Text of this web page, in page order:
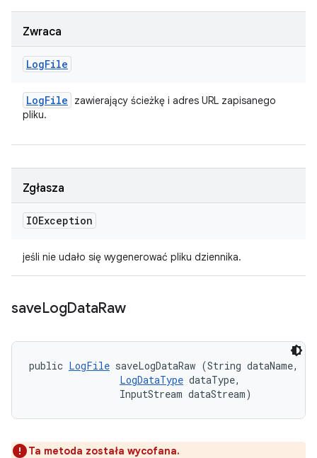
Zwraca
LogFile
LogFile
zawierający ścieżkę i adres URL zapisanego
pliku.
Zgłasza
IOException
jeśli nie udało się wygenerować pliku dziennika.
saveLogDataRaw
public LogFile saveLogDataRaw (String dataName,
LogDataType dataType,
                InputStream dataStream)
Ta metoda została wycofana.